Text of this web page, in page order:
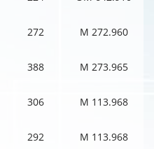
272 M 272.960
388 M 273.965
306 M 113.968
292 M 113.968